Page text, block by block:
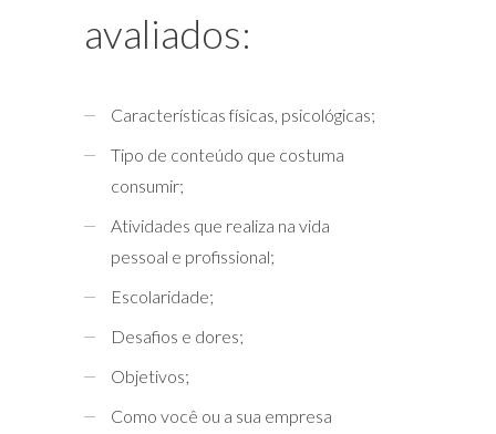
avaliados:
Características físicas, psicológicas;
Tipo de conteúdo que costuma
consumir;
Atividades que realiza na vida
pessoal e profissional;
Escolaridade;
Desafios e dores;
Objetivos;
Como você ou a sua empresa